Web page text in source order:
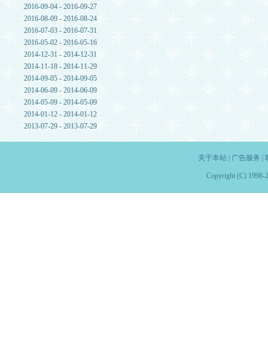
2016-09-04 - 2016-09-27
2016-08-09 - 2016-08-24
2016-07-03 - 2016-07-31
2016-05-02 - 2016-05-16
2014-12-31 - 2014-12-31
2014-11-18 - 2014-11-29
2014-09-05 - 2014-09-05
2014-06-09 - 2014-06-09
2014-05-09 - 2014-05-09
2014-01-12 - 2014-01-12
2013-07-29 - 2013-07-29
关于本站| 广告服务
Copyright (C) 1998-